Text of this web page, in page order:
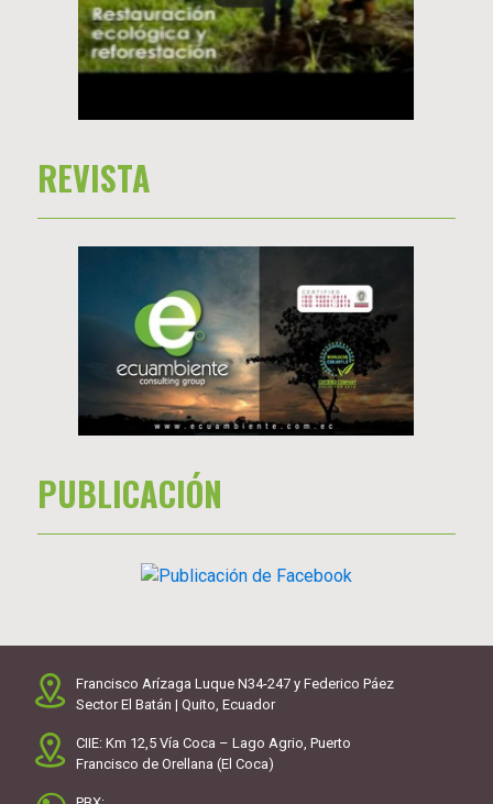
REVISTA
PUBLICACIÓN
Francisco Arízaga Luque N34-247 y Federico Páez
Sector El Batán | Quito, Ecuador
CIIE: Km 12,5 Vía Coca – Lago Agrio, Puerto
Francisco de Orellana (El Coca)